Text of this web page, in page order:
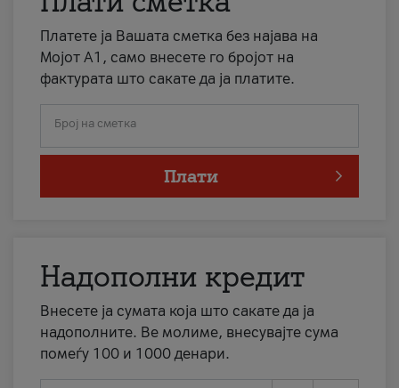
Платете ја Вашата сметка без најава на
Мојот А1, само внесете го бројот на
фактурата што сакате да ја платите.
Број на сметка
Плати
Надополни кредит
Внесете ја сумата која што сакате да ја
надополните. Ве молиме, внесувајте сума
помеѓу 100 и 1000 денари.